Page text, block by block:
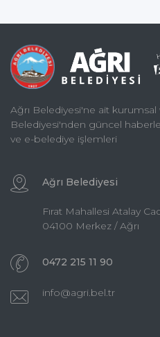
Ağrı Belediyesi'ne ait kurumsal
Belediyesi'nden güncel
ve e-belediye işlemleri
Ağrı Belediyesi
Fırat Mahallesi Atalay
04100 Merkez / Ağrı
0472 215 11 90
info@agri.bel.tr